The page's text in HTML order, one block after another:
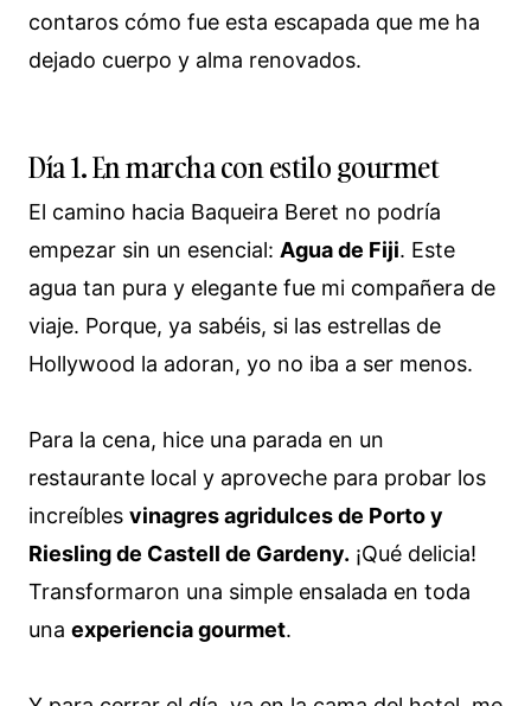
contaros cómo fue esta escapada que me ha
dejado cuerpo y alma renovados.
Día 1. En marcha con estilo gourmet
El camino hacia Baqueira Beret no podría
empezar sin un esencial: Agua de Fiji. Este
agua tan pura y elegante fue mi compañera de
viaje. Porque, ya sabéis, si las estrellas de
Hollywood la adoran, yo no iba a ser menos.
Para la cena, hice una parada en un
restaurante local y aproveche para probar los
increíbles vinagres agridulces de Porto y
Riesling de Castell de Gardeny. ¡Qué delicia!
Transformaron una simple ensalada en toda
una experiencia gourmet.